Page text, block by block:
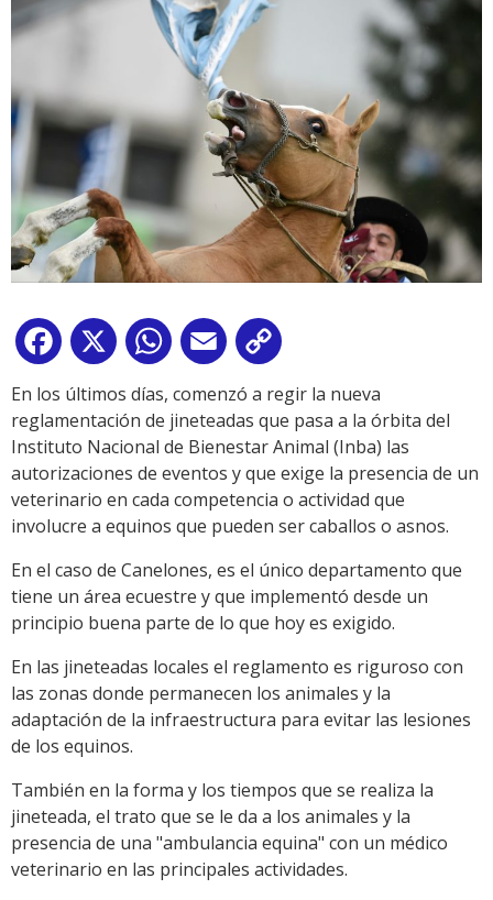
Facebook
X WhatsApp
Email
Link
En los últimos días, comenzó a regir la nueva
reglamentación de jineteadas que pasa a la órbita del
Instituto Nacional de Bienestar Animal (Inba) las
autorizaciones de eventos y que exige la presencia de un
veterinario en cada competencia o actividad que
involucre a equinos que pueden ser caballos o asnos.
En el caso de Canelones, es el único departamento que
tiene un área ecuestre y que implementó desde un
principio buena parte de lo que hoy es exigido.
En las jineteadas locales el reglamento es riguroso con
las zonas donde permanecen los animales y la
adaptación de la infraestructura para evitar las lesiones
de los equinos.
También en la forma y los tiempos que se realiza la
jineteada, el trato que se le da a los animales y la
presencia de una "ambulancia equina" con un médico
veterinario en las principales actividades.